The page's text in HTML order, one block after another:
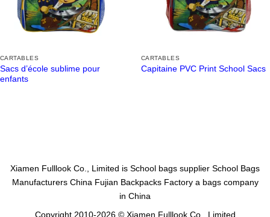
CARTABLES
Sacs d’école sublime pour
enfants
CARTABLES
Capitaine PVC Print School Sacs
Xiamen Fulllook Co., Limited is School bags supplier School Bags
Manufacturers China Fujian Backpacks Factorya bags company
in China
Copyright 2010-2026 © Xiamen Fulllook Co., Limited